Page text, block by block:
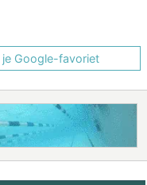
je Google-favoriet